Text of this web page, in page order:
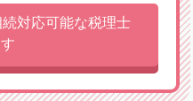
対応可能な税理士